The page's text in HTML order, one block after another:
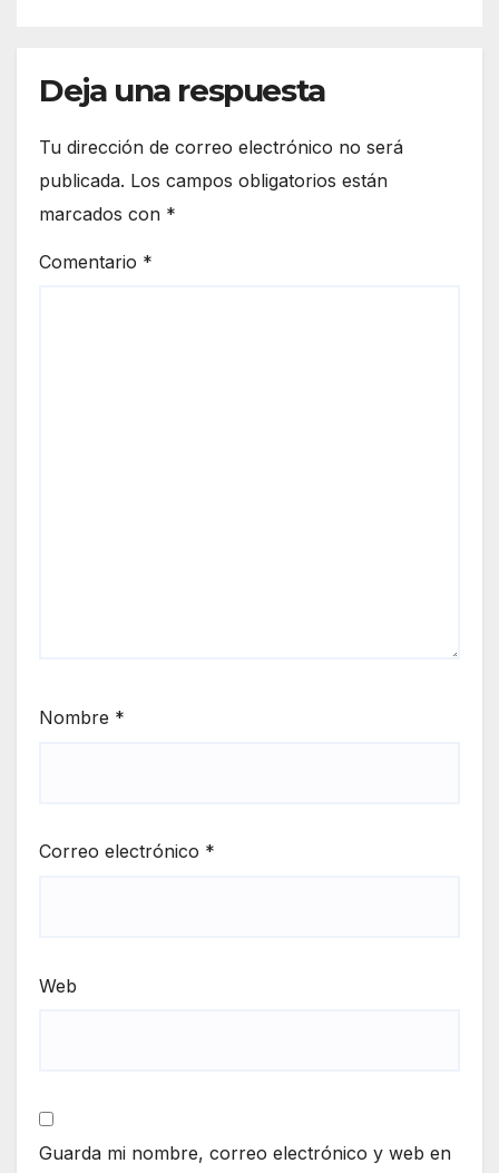
Deja una respuesta
Tu dirección de correo electrónico no será
publicada. Los campos obligatorios están
marcados con *
Comentario *
Nombre *
Correo electrónico *
Web
Guarda mi nombre, correo electrónico y web en